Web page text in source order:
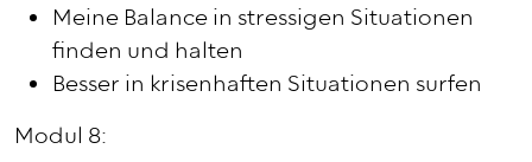
Meine Balance in stressigen Situationen
finden und halten
Besser in krisenhaften Situationen surfen
Modul 8: